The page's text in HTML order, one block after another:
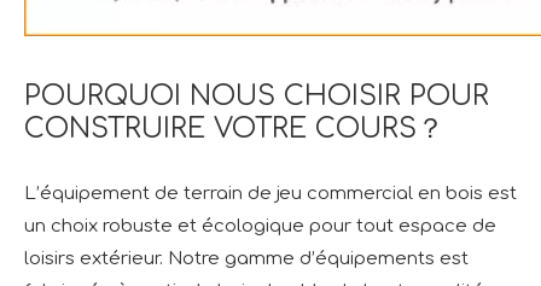
POURQUOI NOUS CHOISIR POUR
CONSTRUIRE VOTRE COURS？
L’équipement de terrain de jeu commercial en bois est
un choix robuste et écologique pour tout espace de
loisirs extérieur. Notre gamme d’équipements est